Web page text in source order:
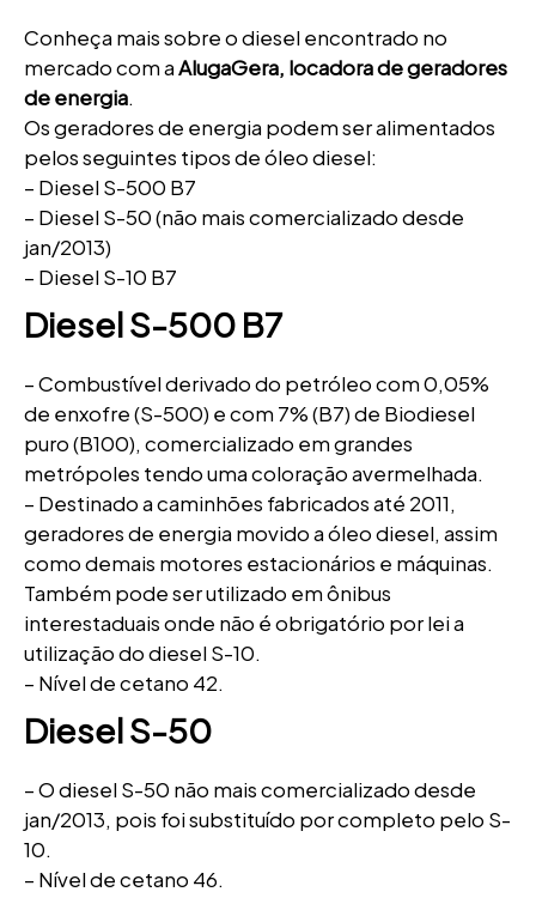
Conheça mais sobre o diesel encontrado no
mercado com aAlugaGera, locadora de geradores
de energia.
Os geradores de energia podem ser alimentados
pelos seguintes tipos de óleo diesel:
– Diesel S-500 B7
– Diesel S-50 (não mais comercializado desde
jan/2013)
– Diesel S-10 B7
Diesel S-500 B7
– Combustível derivado do petróleo com 0,05%
de enxofre (S-500) e com 7% (B7) de Biodiesel
puro (B100), comercializado em grandes
metrópoles tendo uma coloração avermelhada.
– Destinado a caminhões fabricados até 2011,
geradores de energia movido a óleo diesel, assim
como demais motores estacionários e máquinas.
Também pode ser utilizado em ônibus
interestaduais onde não é obrigatório por lei a
utilização do diesel S-10.
– Nível de cetano 42.
Diesel S-50
– O diesel S-50 não mais comercializado desde
jan/2013, pois foi substituído por completo pelo S-
10.
– Nível de cetano 46.